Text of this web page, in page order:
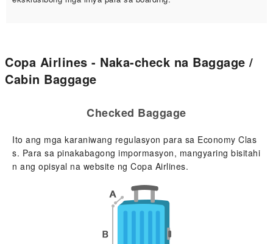
Copa Airlines - Naka-check na Baggage /
Cabin Baggage
Checked Baggage
Ito ang mga karaniwang regulasyon para sa Economy Clas
s. Para sa pinakabagong impormasyon, mangyaring bisitahi
n ang opisyal na website ng Copa Airlines.